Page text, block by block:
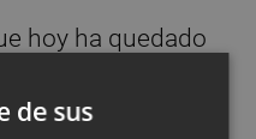
hoy ha quedado
blindar la
como
de sus